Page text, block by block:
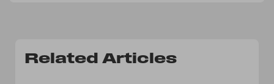
Related Articles